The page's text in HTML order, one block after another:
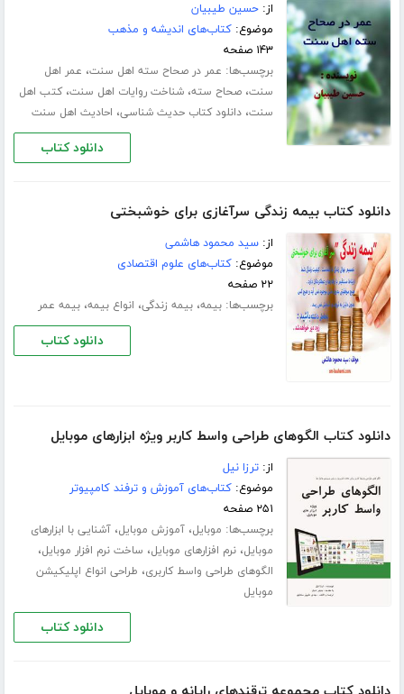
از:حسین طیبیان
موضوع:کتاب‌های اندیشه و مذهب
۱۴۳ صفحه
برچسب‌ها: عمر در صحاح سته اهل سنت، عمر اهل
سنت،صحاح سته،شناخت روایات اهل سنت،کتب اهل
سنت،دانلود کتاب حدیث شناسی، احادیث اهل سنت
دانلود کتاب
دانلود کتاب بیمه زندگی سرآغازی برای خوشبختی
از:سید محمود هاشمی
موضوع:کتاب‌های علوم اقتصادی
۲۲ صفحه
برچسب‌ها:بیمه،بیمه زندگی، انواع بیمه،بیمه عمر
دانلود کتاب
دانلود کتاب الگوهای طراحی واسط کاربر ویژه ابزارهای موبایل
از:ترزا نیل
موضوع:کتاب‌های آموزش و ترفند کامپیوتر
۲۵۱ صفحه
برچسب‌ها: موبایل،آموزش موبایل،آشنایی با ابزارهای
موبایل،نرم افزارهای موبایل، ساخت نرم افزار موبایل،
الگوهای طراحی واسط کاربری، طراحی انواع اپلیکیشن
موبایل
دانلود کتاب